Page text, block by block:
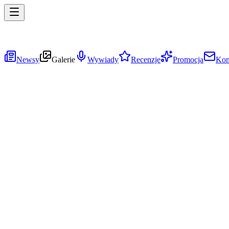
Newsy Galerie Wywiady Recenzje Promocja